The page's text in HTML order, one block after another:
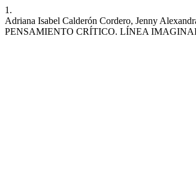
1.
Adriana Isabel Calderón Cordero, Jenny
PENSAMIENTO CRÍTICO. LÍNEA